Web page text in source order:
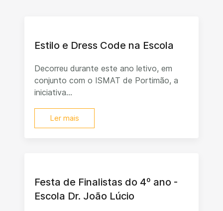
Estilo e Dress Code na Escola
Decorreu durante este ano letivo, em
conjunto com o ISMAT de Portimão, a
iniciativa...
Ler mais
Festa de Finalistas do 4º ano -
Escola Dr. João Lúcio